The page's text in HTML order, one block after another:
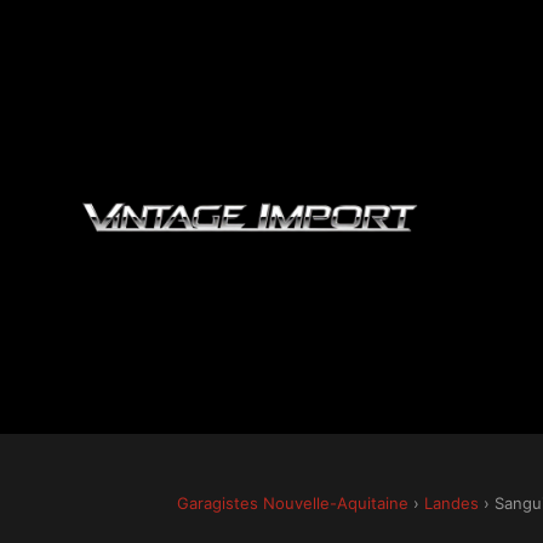
Garagistes Nouvelle-Aquitaine › Landes ›